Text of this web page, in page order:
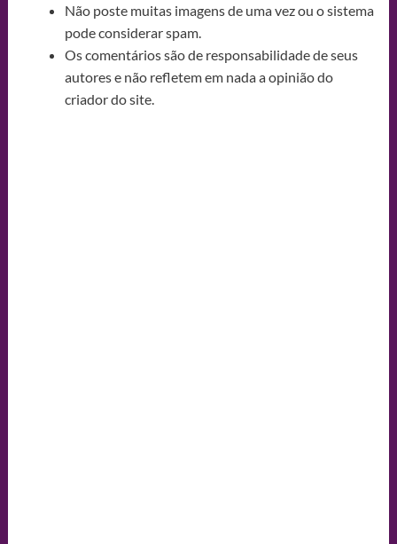
Não poste muitas imagens de uma vez ou o sistema
pode considerar spam.
Os comentários são de responsabilidade de seus
autores e não refletem em nada a opinião do
criador do site.